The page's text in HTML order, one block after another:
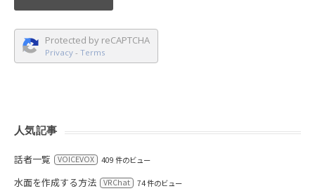
Protected by reCAPTCHA
Privacy - Terms
人気記事
話者一覧 VOICEVOX 409 件のビュー
水面を作成する方法 VRChat 74 件のビュー